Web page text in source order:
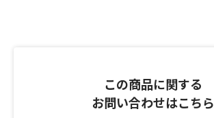
この商品に関する
お問い合わせはこちら